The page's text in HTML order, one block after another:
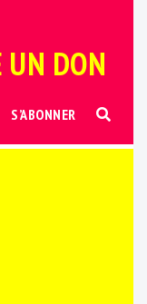
UN DON
S’ABONNER